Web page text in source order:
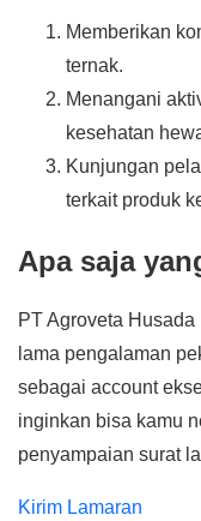
Memberikan
ternak.
Menangani
kesehatan
Kunjungan
terkait produk
Apa saja
PT Agroveta
lama pengalaman
sebagai account
inginkan bisa kamu
penyampaian surat
Kirim Lamaran